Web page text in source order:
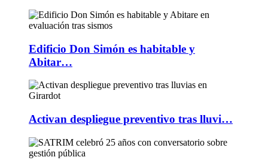
Edificio Don Simón es habitable y
Abitar…
Activan despliegue preventivo tras lluvi…